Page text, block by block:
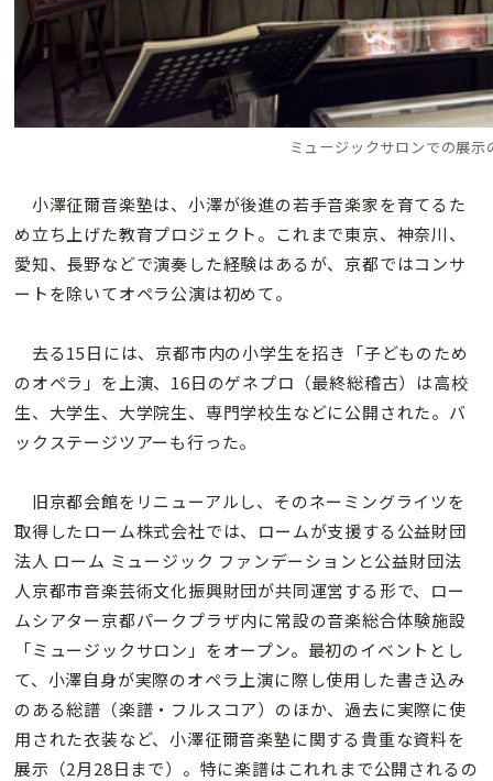
ミュージックサロンでの展示
小澤征爾音楽塾は、小澤が後進の若手音楽家を育てるた
め立ち上げた教育プロジェクト。これまで東京、神奈川、
愛知、長野などで演奏した経験はあるが、京都ではコンサ
ートを除いてオペラ公演は初めて。
去る15日には、京都市内の小学生を招き「子どものため
のオペラ」を上演、16日のゲネプロ（最終総稽古）は高校
生、大学生、大学院生、専門学校生などに公開された。バ
ックステージツアーも行った。
旧京都会館をリニューアルし、そのネーミングライツを
取得したローム株式会社では、ロームが支援する公益財団
法人 ローム ミュージック ファンデーションと公益財団法
人京都市音楽芸術文化振興財団が共同運営する形で、ロー
ムシアター京都パークプラザ内に常設の音楽総合体験施設
「ミュージックサロン」をオープン。最初のイベントとし
て、小澤自身が実際のオペラ上演に際し使用した書き込み
のある総譜（楽譜・フルスコア）のほか、過去に実際に使
用された衣装など、小澤征爾音楽塾に関する貴重な資料を
展示（2月28日まで）。特に楽譜はこれれまで公開されるの